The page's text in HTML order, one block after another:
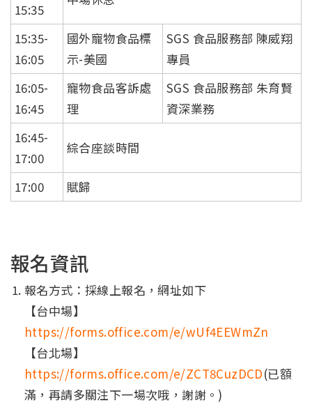
15:35
15:35-
16:05
國外寵物食品標
示-美國
SGS 食品服務部 陳威翔
專員
16:05-
16:45
寵物食品客訴處
理
SGS 食品服務部 朱育賢
資深業務
16:45-
17:00
綜合座談時間
17:00 賦歸
報名資訊
報名方式：採線上報名，網址如下
【台中場】
https://forms.office.com/e/wUf4EEWmZn
【台北場】
https://forms.office.com/e/ZCT8CuzDCD(已額
滿，再請多關注下一場次哦，謝謝。)